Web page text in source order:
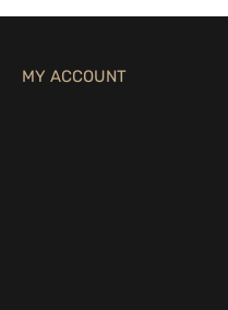
MY ACCOUNT